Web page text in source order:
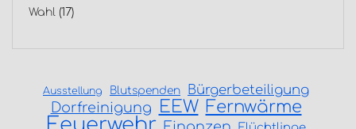
Wahl (17)
Ausstellung Blutspenden Bürgerbeteiligung
Dorfreinigung EEW Fernwärme